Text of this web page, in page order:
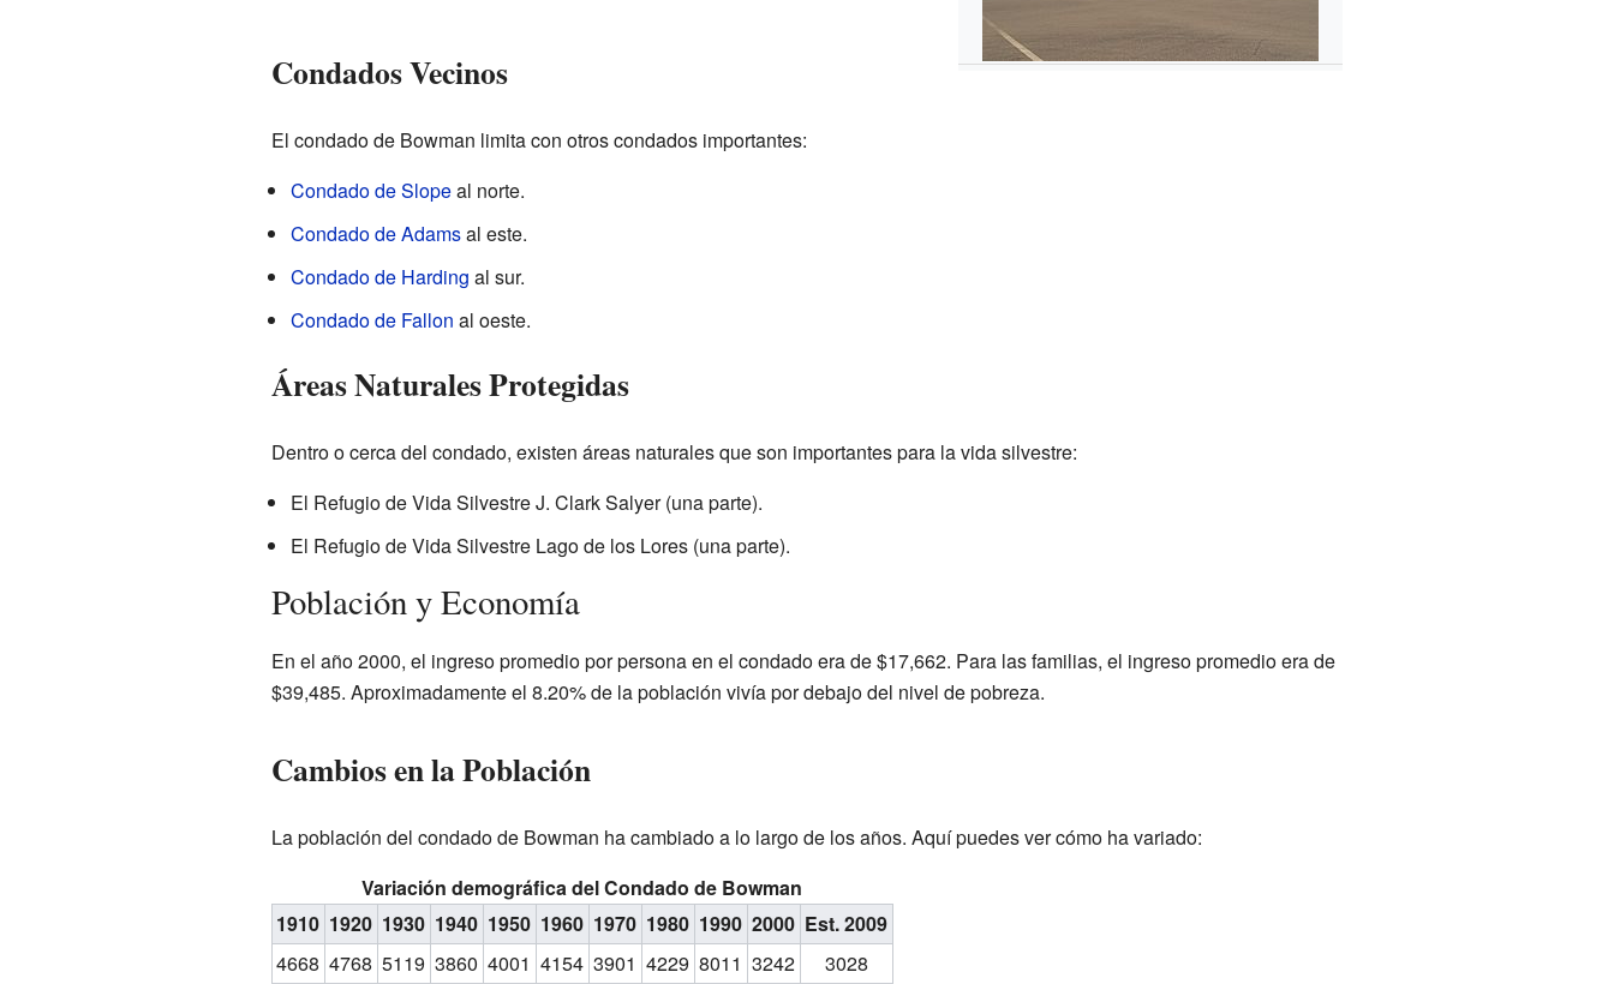
Condados Vecinos
El condado de Bowman limita con otros condados importantes:
Condado de Slopeal norte.
Condado de Adamsal este.
Condado de Harding al sur.
Condado de Fallon al oeste.
Áreas Naturales Protegidas
Dentro o cerca del condado, existen áreas naturales que son importantes para la vida silvestre:
El Refugio de Vida Silvestre J. Clark Salyer (una parte).
El Refugio de Vida Silvestre Lago de los Lores (una parte).
Población y Economía
En el año 2000, el ingreso promedio por persona en el condado era de $17,662. Para las familias, el ingreso promedio era de
$39,485. Aproximadamente el 8.20% de la población vivía por debajo del nivel de pobreza.
Cambios en la Población
La población del condado de Bowman ha cambiado a lo largo de los años. Aquí puedes ver cómo ha variado:
Variación demográfica del Condado de Bowman
1910 1920 1930 1940 1950 1960 1970 1980 1990 2000 Est. 2009
4668 4768 5119 3860 4001 4154 3901 4229 8011 3242 3028